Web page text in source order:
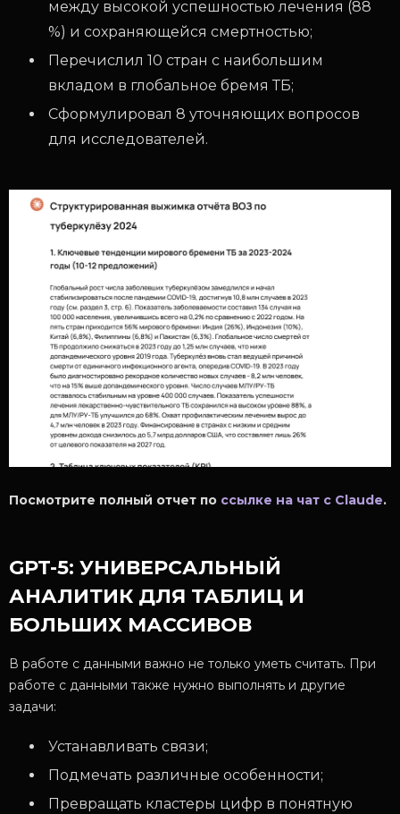
между высокой успешностью лечения (88
%) и сохраняющейся смертностью;
Перечислил 10 стран с наибольшим
вкладом в глобальное бремя ТБ;
Сформулировал 8 уточняющих вопросов
для исследователей.
Посмотрите полный отчет по ссылке на чат с Claude.
GPT-5: УНИВЕРСАЛЬНЫЙ
АНАЛИТИК ДЛЯ ТАБЛИЦ И
БОЛЬШИХ МАССИВОВ
В работе с данными важно не только уметь считать. При
работе с данными также нужно выполнять и другие
задачи:
Устанавливать связи;
Подмечать различные особенности;
Превращать кластеры цифр в понятную